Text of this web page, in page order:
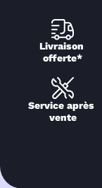
Livraison
offerte*
Service après
vente